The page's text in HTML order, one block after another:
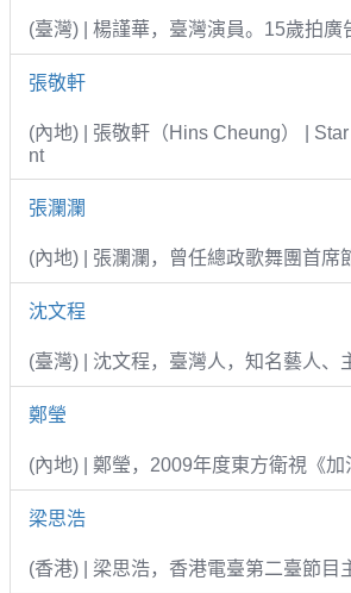
(臺灣) | 楊謹華，臺灣演員。15歲拍廣
張敬軒
(內地) | 張敬軒（Hins Cheung） |
nt
張瀾瀾
(內地) | 張瀾瀾，曾任總政歌舞團首席
沈文程
(臺灣) | 沈文程，臺灣人，知名藝人、
鄭瑩
(內地) | 鄭瑩，2009年度東方衛視《加
梁思浩
(香港) | 梁思浩，香港電臺第二臺節目